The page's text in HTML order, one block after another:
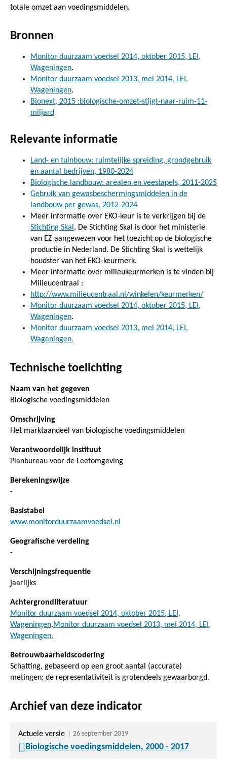
totale omzet aan voedingsmiddelen.
Bronnen
Monitor duurzaam voedsel 2014, oktober 2015, LEI,
Wageningen.
Monitor duurzaam voedsel 2013, mei 2014, LEI,
Wageningen.
Bionext, 2015 :biologische-omzet-stijgt-naar-ruim-11-
miljard
Relevante informatie
Land- en tuinbouw: ruimtelijke spreiding, grondgebruik
en aantal bedrijven, 1980-2024
Biologische landbouw: arealen en veestapels, 2011-2025
Gebruik van gewasbeschermingsmiddelen in de
landbouw per gewas, 2012-2024
Meer informatie over EKO-keur is te verkrijgen bij de
Stichting Skal . De Stichting Skal is door het ministerie
van EZ aangewezen voor het toezicht op de biologische
productie in Nederland. De Stichting Skal is wettelijk
houdster van het EKO-keurmerk.
Meer informatie over milieukeurmerken is te vinden bij
Milieucentraal :
http://www.milieucentraal.nl/winkelen/keurmerken/
Monitor duurzaam voedsel 2014, oktober 2015, LEI,
Wageningen.
Monitor duurzaam voedsel 2013, mei 2014, LEI,
Wageningen.
Technische toelichting
Naam van het gegeven
Biologische voedingsmiddelen
Omschrijving
Het marktaandeel van biologische voedingsmiddelen
Verantwoordelijk instituut
Planbureau voor de Leefomgeving
Berekeningswijze
-
Basistabel
www.monitorduurzaamvoedsel.nl
Geografische verdeling
-
Verschijningsfrequentie
jaarlijks
Achtergrondliteratuur
Monitor duurzaam voedsel 2014, oktober 2015, LEI,
Wageningen.Monitor duurzaam voedsel 2013, mei 2014, LEI,
Wageningen.
Betrouwbaarheidscodering
Schatting, gebaseerd op een groot aantal (accurate)
metingen; de representativiteit is grotendeels gewaarborgd.
Archief van deze indicator
Actuele versie 26 september 2019
Biologische voedingsmiddelen, 2000 - 2017